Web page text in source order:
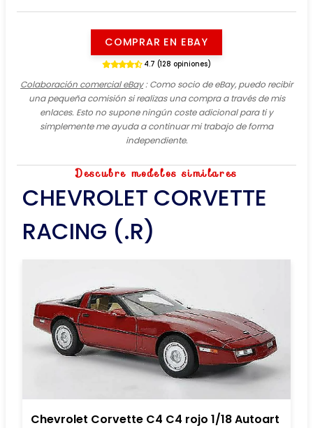
COMPRAR EN EBAY
4.7 (128 opiniones)
Colaboración comercial eBay: Como socio de eBay, puedo recibir
una pequeña comisión si realizas una compra a través de mis
enlaces. Esto no supone ningún coste adicional para ti y
simplemente me ayuda a continuar mi trabajo de forma
independiente.
Descubre modelos similares
CHEVROLET CORVETTE
RACING (.R)
Chevrolet Corvette C4 C4 rojo 1/18 Autoart